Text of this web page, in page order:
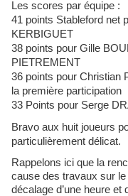
Les scores par équipe :
41 points Stableford net
KERBIGUET
38 points pour Gille
PIETREMENT
36 points pour Christian
la première participation
33 Points pour Serge
Bravo aux huit joueurs
particulièrement délicat.
Rappelons ici que la
cause des travaux sur le
décalage d’une heure et